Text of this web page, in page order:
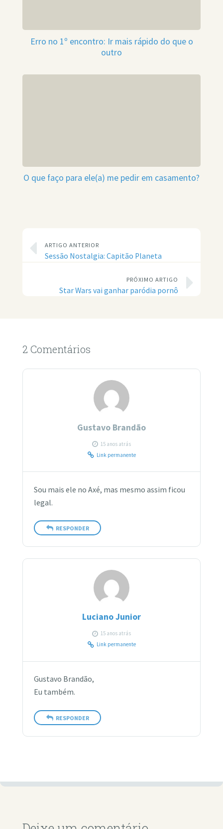
Erro no 1º encontro: Ir mais rápido do que o
outro
O que faço para ele(a) me pedir em casamento?
ARTIGO ANTERIOR
Sessão Nostalgia: Capitão Planeta
PRÓXIMO ARTIGO
Star Wars vai ganhar paródia pornô
2 Comentários
Gustavo Brandão
15 anos atrás
Link permanente
Sou mais ele no Axé, mas mesmo assim ficou
legal.
RESPONDER
Luciano Junior
15 anos atrás
Link permanente
Gustavo Brandão,
Eu também.
RESPONDER